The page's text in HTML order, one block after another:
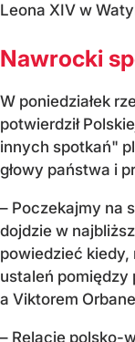
Leona XIV w
Nawrocki
W poniedziałek
potwierdził
innych spotkań"
głowy państwa i
– Poczekajmy na
dojdzie w
powiedzieć
ustaleń pomiędzy
a Viktorem
– Relacje polsko-